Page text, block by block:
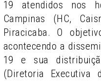
19 atendidos nos
Campinas (HC,
Piracicaba. O
acontecendo a
19 e sua
(Diretoria Executiva